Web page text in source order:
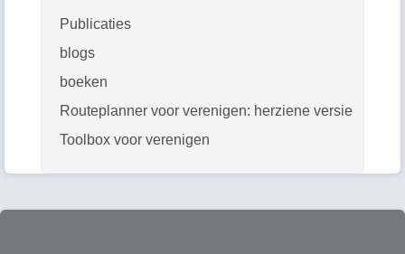
Publicaties
blogs
boeken
Routeplanner voor verenigen: herziene versie
Toolbox voor verenigen